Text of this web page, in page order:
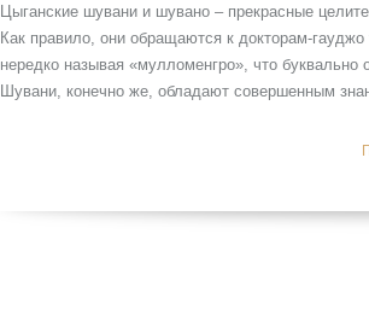
Цыганские шувани и шувано – прекрасные
Как правило, они обращаются к докторам-
нередко называя «мулломенгро», что буквально
Шувани, конечно же, обладают совершенным